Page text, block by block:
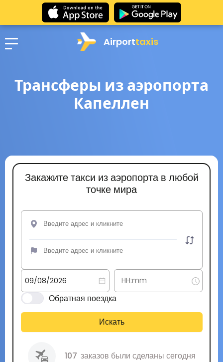
Airporttaxis
Трансферы из аэропорта
Капеллен
Закажите такси из аэропорта в любой
точке мира
Обратная поездка
Искать
107 заказов были сделаны сегодня